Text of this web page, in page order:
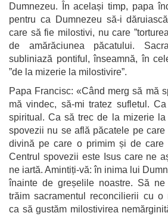
Dumnezeu. În același timp, papa
pentru ca Dumnezeu să-i
care să fie milostivi, nu care
de amărăciunea păcatului.
subliniază pontiful, înseamnă, în
”de la mizerie la milostivire”.
Papa Francisc: «Când merg să mă
mă vindec, să-mi tratez sufletul.
spiritual. Ca să trec de la mizerie la
spovezii nu se află păcatele pe
divină pe care o primim și de care
Centrul spovezii este Isus care ne
ne iartă. Amintiți-vă: în inima lui
înainte de greșelile noastre. Să
trăim sacramentul reconcilierii cu o
ca să gustăm milostivirea